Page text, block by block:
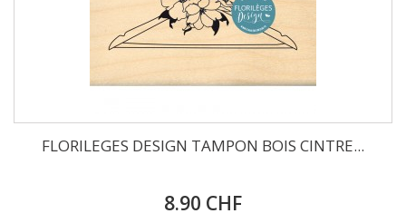
FLORILEGES DESIGN TAMPON BOIS CINTRE...
8.90 CHF